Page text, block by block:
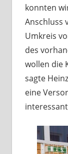
konnten
Anschluss
Umkreis
des
wollen die
sagte
eine